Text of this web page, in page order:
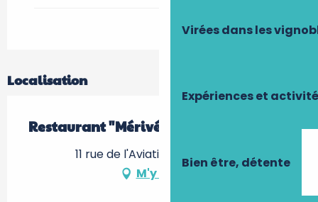
Virées dans les
Expériences et
Bien être, détente
Localisation
Restaurant "Mérivé"
11 rue de l'Aviation, 37100 Tours
M'y rendre